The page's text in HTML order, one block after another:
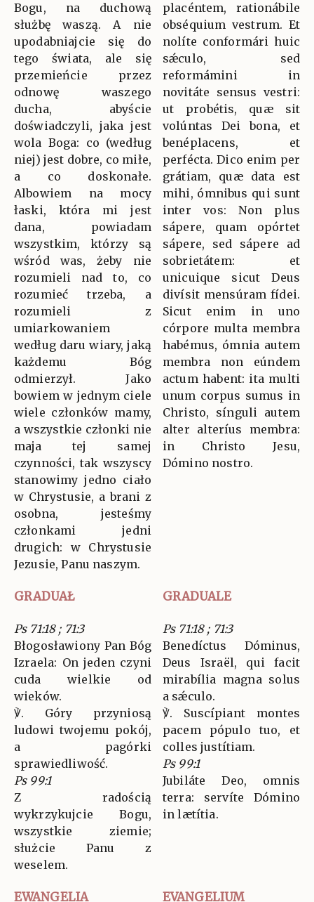
Bogu, na duchową
służbę waszą. A nie
upodabniajcie się do
tego świata, ale się
przemieńcie przez
odnowę waszego
ducha, abyście
doświadczyli, jaka jest
wola Boga: co (według
niej) jest dobre, co miłe,
a co doskonałe.
Albowiem na mocy
łaski, która mi jest
dana, powiadam
wszystkim, którzy są
wśród was, żeby nie
rozumieli nad to, co
rozumieć trzeba, a
rozumieli z
umiarkowaniem
według daru wiary, jaką
każdemu Bóg
odmierzył. Jako
bowiem w jednym ciele
wiele członków mamy,
a wszystkie członki nie
maja tej samej
czynności, tak wszyscy
stanowimy jedno ciało
w Chrystusie, a brani z
osobna, jesteśmy
członkami jedni
drugich: w Chrystusie
Jezusie, Panu naszym.
placéntem, rationábile
obséquium vestrum. Et
nolíte conformári huic
sǽculo, sed
reformámini in
novitáte sensus vestri:
ut probétis, quæ sit
volúntas Dei bona, et
benéplacens, et
perfécta. Dico enim per
grátiam, quæ data est
mihi, ómnibus qui sunt
inter vos: Non plus
sápere, quam opórtet
sápere, sed sápere ad
sobrietátem: et
unicuique sicut Deus
divísit mensúram fídei.
Sicut enim in uno
córpore multa membra
habémus, ómnia autem
membra non eúndem
actum habent: ita multi
unum corpus sumus in
Christo, sínguli autem
alter alteríus membra:
in Christo Jesu,
Dómino nostro.
GRADUAŁ GRADUALE
Ps 71:18 ; 71:3
Błogosławiony Pan Bóg
Izraela: On jeden czyni
cuda wielkie od
wieków.
℣. Góry przyniosą
ludowi twojemu pokój,
a pagórki
sprawiedliwość.
Ps 99:1
Z radością
wykrzykujcie Bogu,
wszystkie ziemie;
służcie Panu z
weselem.
Ps 71:18 ; 71:3
Benedíctus Dóminus,
Deus Israël, qui facit
mirabília magna solus
a sǽculo.
℣. Suscípiant montes
pacem pópulo tuo, et
colles justítiam.
Ps 99:1
Jubiláte Deo, omnis
terra: servíte Dómino
in lætítia.
EWANGELIA EVANGELIUM